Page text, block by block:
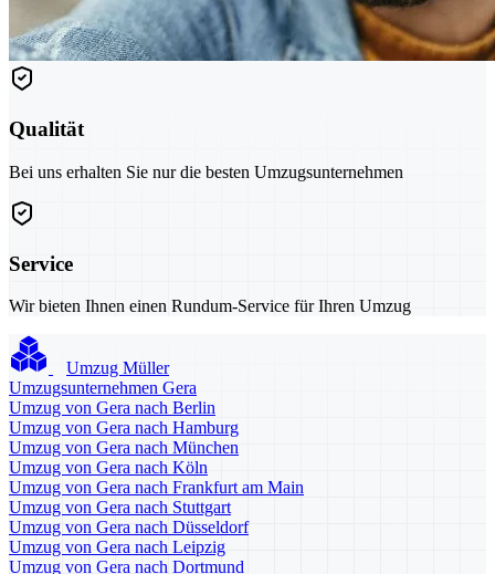
Qualität
Bei uns erhalten Sie nur die besten Umzugsunternehmen
Service
Wir bieten Ihnen einen Rundum-Service für Ihren Umzug
Umzug Müller
Umzugsunternehmen Gera
Umzug von Gera nach Berlin
Umzug von Gera nach Hamburg
Umzug von Gera nach München
Umzug von Gera nach Köln
Umzug von Gera nach Frankfurt am Main
Umzug von Gera nach Stuttgart
Umzug von Gera nach Düsseldorf
Umzug von Gera nach Leipzig
Umzug von Gera nach Dortmund